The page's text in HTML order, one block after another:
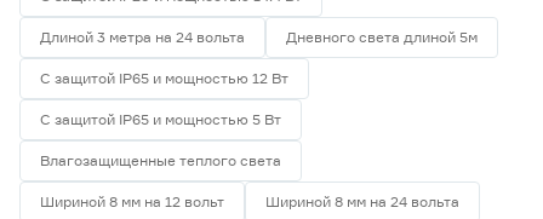
Длиной 3 метра на 24 вольта Дневного света длиной 5м
С защитой IP65 и мощностью 12 Вт
С защитой IP65 и мощностью 5 Вт
Влагозащищенные теплого света
Шириной 8 мм на 12 вольт Шириной 8 мм на 24 вольта